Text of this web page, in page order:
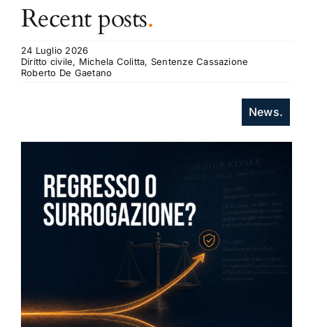
Recent posts.
24 Luglio 2026
Diritto civile, Michela Colitta, Sentenze Cassazione
Roberto De Gaetano
News.